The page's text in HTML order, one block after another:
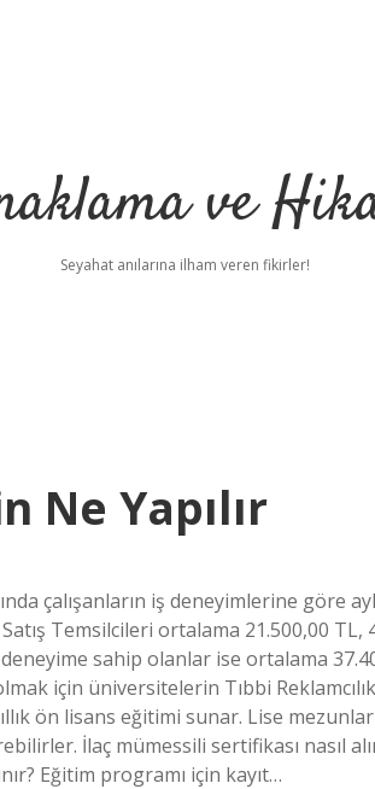
ve
Seyahat anılarına ilham veren fikirler!
Ne Yapılır
çalışanların iş deneyimlerine göre
Temsilcileri ortalama 21.500,00 TL,
sahip olanlar ise ortalama
için üniversitelerin Tıbbi
ön lisans eğitimi sunar. Lise
İlaç mümessili sertifikası nasıl
Eğitim programı için kayıt…